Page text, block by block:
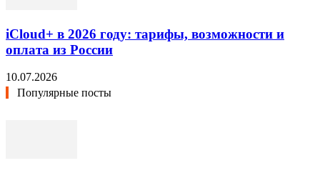
iCloud+ в 2026 году: тарифы, возможности и
оплата из России
10.07.2026
Популярные посты